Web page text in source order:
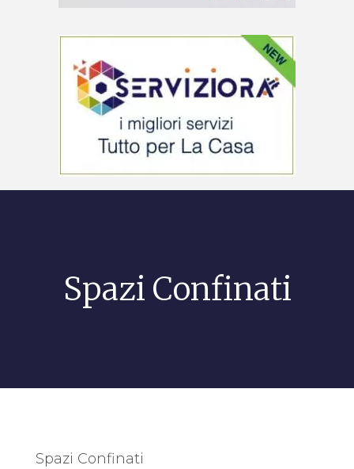
Spazi Confinati
Spazi Confinati